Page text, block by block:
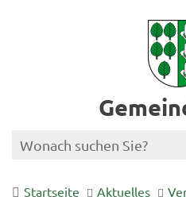
Startseite Aktuelles